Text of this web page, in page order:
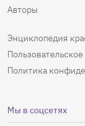
Авторы
Энциклопедия
Политика
Мы в соцсетях